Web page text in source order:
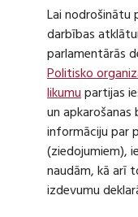
Lai nodrošinātu
darbības
parlamentārās
Politisko
likumupartijas
un
informāciju par
(ziedojumiem),
naudām, kā arī
izdevumu